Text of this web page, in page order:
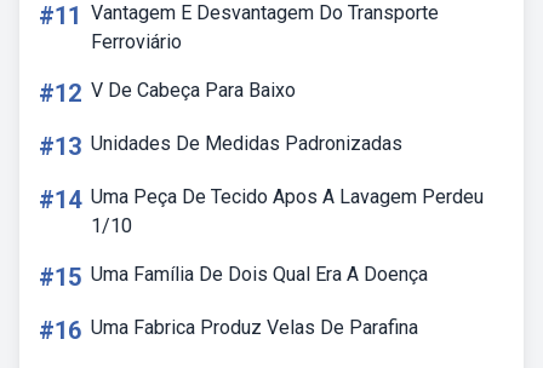
#11 Vantagem E Desvantagem Do Transporte
Ferroviário
#12 V De Cabeça Para Baixo
#13 Unidades De Medidas Padronizadas
#14 Uma Peça De Tecido Apos A Lavagem Perdeu
1/10
#15 Uma Família De Dois Qual Era A Doença
#16 Uma Fabrica Produz Velas De Parafina